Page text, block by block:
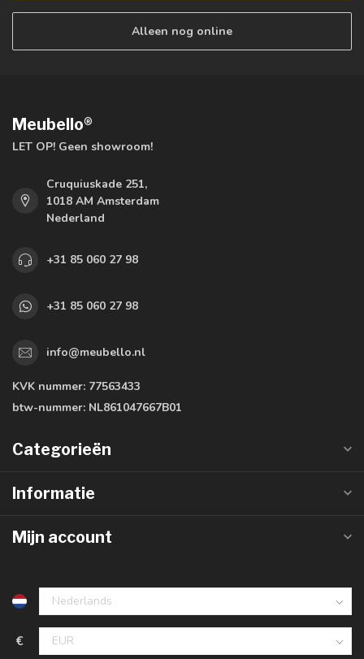
Alleen nog online
Meubello®
LET OP! Geen showroom!
Cruquiuskade 251,
1018 AM Amsterdam
Nederland
+31 85 060 27 98
+31 85 060 27 98
info@meubello.nl
KVK nummer: 77563433
btw-nummer: NL861047667B01
Categorieën
Informatie
Mijn account
€